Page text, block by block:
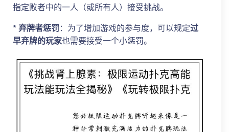
指定败者中的一人（或所有人）接受挑战。
* 弃牌者惩罚 ：为了增加游戏的参与度，可以规定过
早弃牌的玩家也需要接受一个小惩罚。